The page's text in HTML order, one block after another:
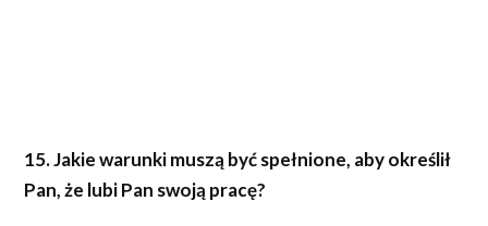
15. Jakie warunki muszą być spełnione, aby określił
Pan, że lubi Pan swoją pracę?